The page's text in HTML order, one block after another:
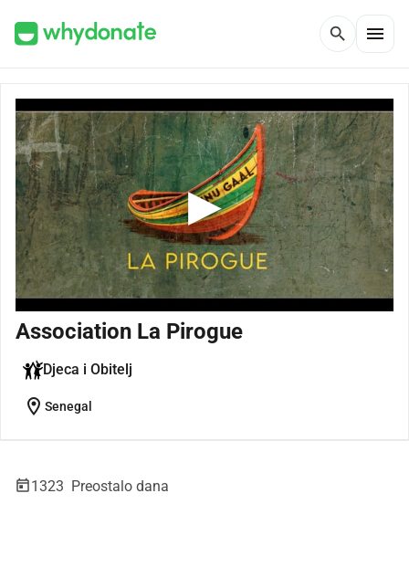
search menu
Association La Pirogue
Djeca i Obitelj
location_on Senegal
1323 Preostalo dana